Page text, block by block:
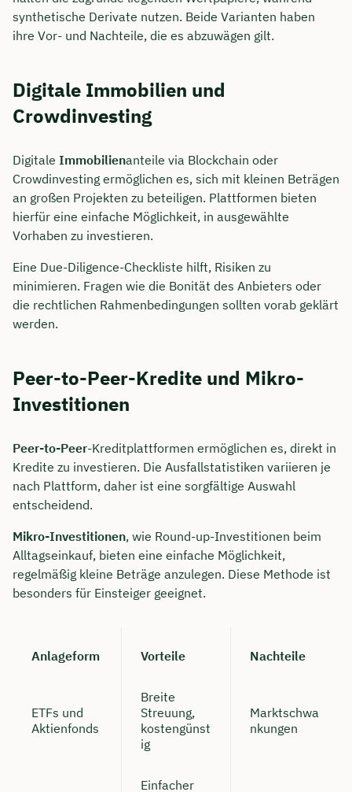
synthetische Derivate nutzen. Beide Varianten haben
ihre Vor- und Nachteile, die es abzuwägen gilt.
Digitale Immobilien und
Crowdinvesting
Digitale Immobilienanteile via Blockchain oder
Crowdinvesting ermöglichen es, sich mit kleinen Beträgen
an großen Projekten zu beteiligen. Plattformen bieten
hierfür eine einfache Möglichkeit, in ausgewählte
Vorhaben zu investieren.
Eine Due-Diligence-Checkliste hilft, Risiken zu
minimieren. Fragen wie die Bonität des Anbieters oder
die rechtlichen Rahmenbedingungen sollten vorab geklärt
werden.
Peer-to-Peer-Kredite und Mikro-
Investitionen
Peer-to-Peer-Kreditplattformen ermöglichen es, direkt in
Kredite zu investieren. Die Ausfallstatistiken variieren je
nach Plattform, daher ist eine sorgfältige Auswahl
entscheidend.
Mikro-Investitionen, wie Round-up-Investitionen beim
Alltagseinkauf, bieten eine einfache Möglichkeit,
regelmäßig kleine Beträge anzulegen. Diese Methode ist
besonders für Einsteiger geeignet.
Anlageform Vorteile Nachteile
ETFs und
Aktienfonds
Breite
Streuung,
kostengünst
ig
Marktschwa
nkungen
Einfacher